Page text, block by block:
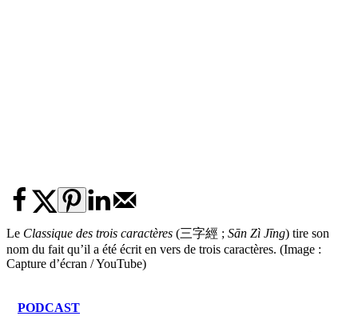
Le Classique des trois caractères (三字經 ; Sān Zì Jīng) tire son
nom du fait qu’il a été écrit en vers de trois caractères. (Image :
Capture d’écran / YouTube)
PODCAST